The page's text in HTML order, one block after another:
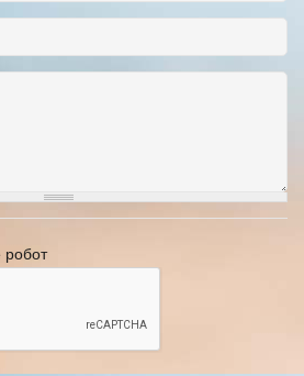
робот